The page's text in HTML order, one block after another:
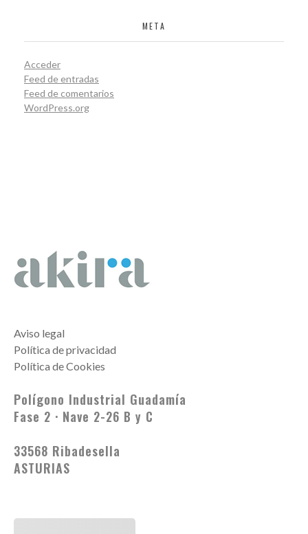
META
Acceder
Feed de entradas
Feed de comentarios
WordPress.org
Aviso legal
Política de privacidad
Política de Cookies
Polígono Industrial Guadamía
Fase 2 · Nave 2-26 B y C
33568 Ribadesella
ASTURIAS